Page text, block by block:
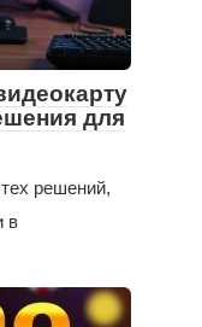
для
решений,
в